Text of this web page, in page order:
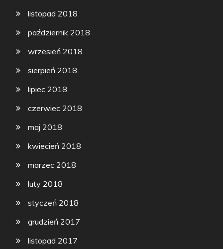
listopad 2018
październik 2018
wrzesień 2018
sierpień 2018
lipiec 2018
czerwiec 2018
maj 2018
kwiecień 2018
marzec 2018
luty 2018
styczeń 2018
grudzień 2017
listopad 2017